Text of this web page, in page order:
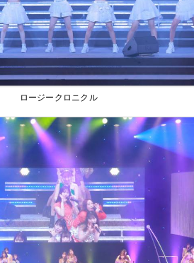
ロージークロニクル